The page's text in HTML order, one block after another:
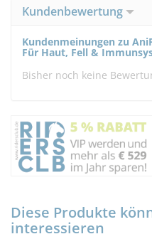
Kundenbewertung
Kundenmeinungen zu
Für Haut, Fell &
Bisher noch keine
Diese Produkte
interessieren